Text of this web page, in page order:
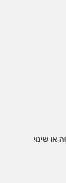
או שינוי